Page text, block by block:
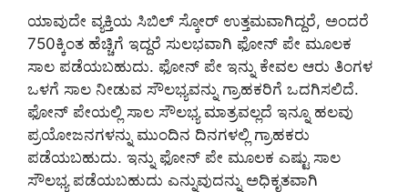
ಯಾವುದೇ ವ್ಯಕ್ತಿಯ ಸಿಬಿಲ್ ಸ್ಕೋರ್ ಉತ್ತಮವಾಗಿದ್ದರೆ, ಅಂದರೆ
750ಕ್ಕಿಂತ ಹೆಚ್ಚಿಗೆ ಇದ್ದರೆ ಸುಲಭವಾಗಿ ಫೋನ್ ಪೇ ಮೂಲಕ
ಸಾಲ ಪಡೆಯಬಹುದು. ಫೋನ್ ಪೇ ಇನ್ನು ಕೇವಲ ಆರು ತಿಂಗಳ
ಒಳಗೆ ಸಾಲ ನೀಡುವ ಸೌಲಭ್ಯವನ್ನು ಗ್ರಾಹಕರಿಗೆ ಒದಗಿಸಲಿದೆ.
ಫೋನ್ ಪೇಯಲ್ಲಿ ಸಾಲ ಸೌಲಭ್ಯ ಮಾತ್ರವಲ್ಲದೆ ಇನ್ನೂ ಹಲವು
ಪ್ರಯೋಜನಗಳನ್ನು ಮುಂದಿನ ದಿನಗಳಲ್ಲಿ ಗ್ರಾಹಕರು
ಪಡೆಯಬಹುದು. ಇನ್ನು ಫೋನ್ ಪೇ ಮೂಲಕ ಎಷ್ಟು ಸಾಲ
ಸೌಲಭ್ಯ ಪಡೆಯಬಹುದು ಎನ್ನುವುದನ್ನು ಅಧಿಕೃತವಾಗಿ